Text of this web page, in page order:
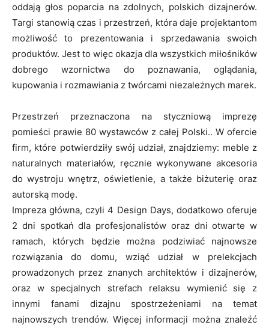
oddają głos poparcia na zdolnych, polskich dizajnerów.
Targi stanowią czas i przestrzeń, która daje projektantom
możliwość to prezentowania i sprzedawania swoich
produktów. Jest to więc okazja dla wszystkich miłośników
dobrego wzornictwa do poznawania, oglądania,
kupowania i rozmawiania z twórcami niezależnych marek.
Przestrzeń przeznaczona na styczniową imprezę
pomieści prawie 80 wystawców z całej Polski.. W ofercie
firm, które potwierdziły swój udział, znajdziemy: meble z
naturalnych materiałów, ręcznie wykonywane akcesoria
do wystroju wnętrz, oświetlenie, a także biżuterię oraz
autorską modę.
Impreza główna, czyli 4 Design Days, dodatkowo oferuje
2 dni spotkań dla profesjonalistów oraz dni otwarte w
ramach, których będzie można podziwiać najnowsze
rozwiązania do domu, wziąć udział w prelekcjach
prowadzonych przez znanych architektów i dizajnerów,
oraz w specjalnych strefach relaksu wymienić się z
innymi fanami dizajnu spostrzeżeniami na temat
najnowszych trendów. Więcej informacji można znaleźć